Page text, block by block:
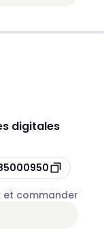
digitales
et commander